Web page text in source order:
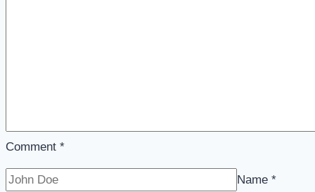
Comment *
Name *